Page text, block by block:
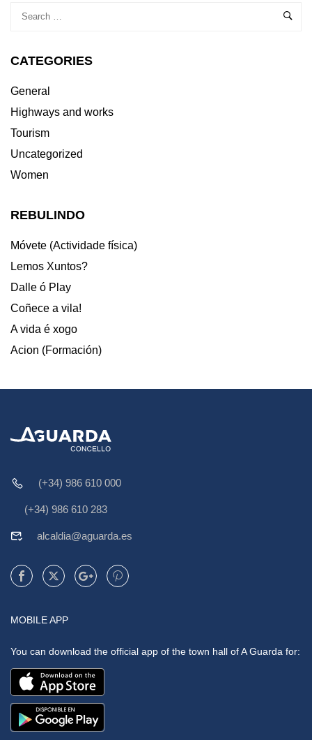
CATEGORIES
General
Highways and works
Tourism
Uncategorized
Women
REBULINDO
Móvete (Actividade física)
Lemos Xuntos?
Dalle ó Play
Coñece a vila!
A vida é xogo
Acion (Formación)
(+34) 986 610 000
(+34) 986 610 283
alcaldia@aguarda.es
MOBILE APP
You can download the official app of the town hall of A Guarda for: